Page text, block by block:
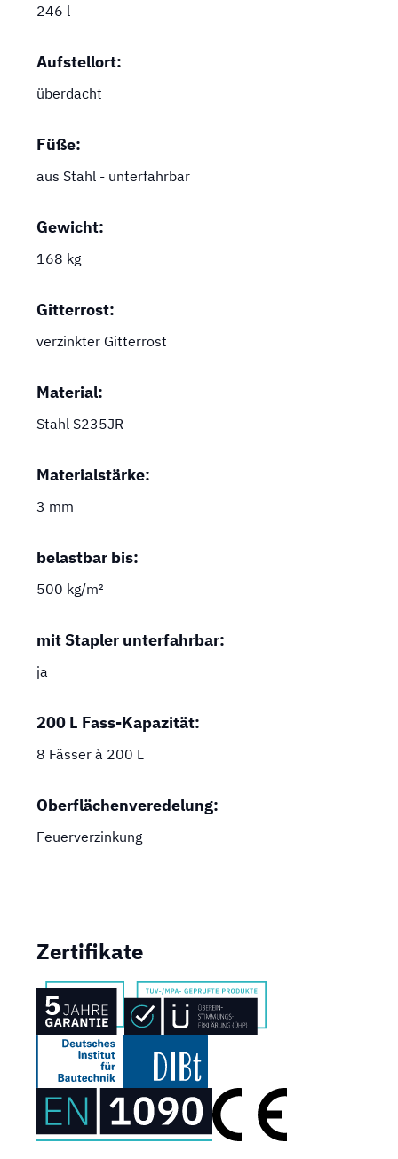
246 l
Aufstellort:
überdacht
Füße:
aus Stahl - unterfahrbar
Gewicht:
168 kg
Gitterrost:
verzinkter Gitterrost
Material:
Stahl S235JR
Materialstärke:
3 mm
belastbar bis:
500 kg/m²
mit Stapler unterfahrbar:
ja
200 L Fass-Kapazität:
8 Fässer à 200 L
Oberflächenveredelung:
Feuerverzinkung
Zertifikate